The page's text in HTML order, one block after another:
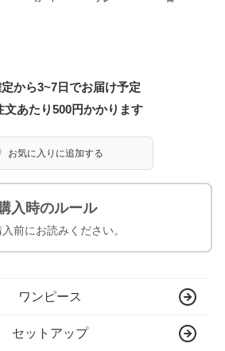
から3~7日でお届け予定
文あたり500円かかります
お気に入りに追加する
入時のルール
前にお読みください。
ワンピース
セットアップ